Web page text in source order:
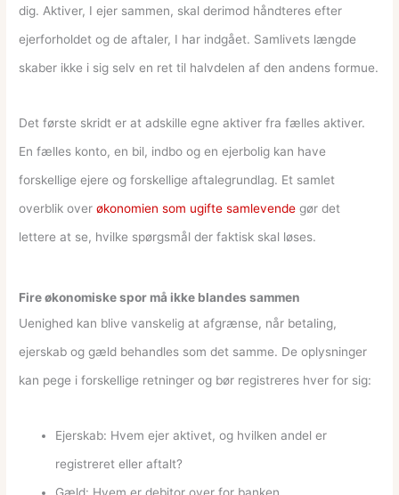
dig. Aktiver, I ejer sammen, skal derimod håndteres efter
ejerforholdet og de aftaler, I har indgået. Samlivets længde
skaber ikke i sig selv en ret til halvdelen af den andens formue.
Det første skridt er at adskille egne aktiver fra fælles aktiver.
En fælles konto, en bil, indbo og en ejerbolig kan have
forskellige ejere og forskellige aftalegrundlag. Et samlet
overblik overøkonomien som ugifte samlevende gør det
lettere at se, hvilke spørgsmål der faktisk skal løses.
Fire økonomiske spor må ikke blandes sammen
Uenighed kan blive vanskelig at afgrænse, når betaling,
ejerskab og gæld behandles som det samme. De oplysninger
kan pege i forskellige retninger og bør registreres hver for sig:
Ejerskab: Hvem ejer aktivet, og hvilken andel er
registreret eller aftalt?
Gæld: Hvem er debitor over for banken,